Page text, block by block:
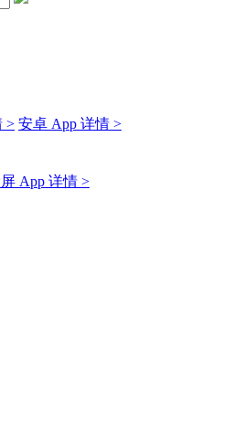
> 安卓 App 详情 >
App 详情 >